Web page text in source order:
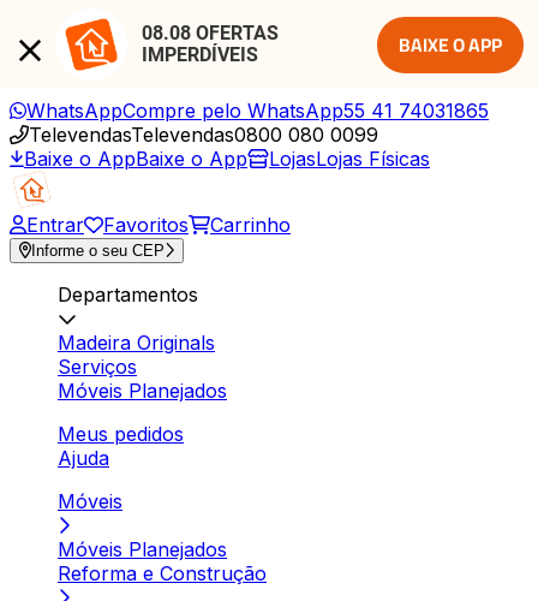
08.08 OFERTAS
IMPERDÍVEIS
BAIXE O APP
WhatsAppCompre pelo WhatsApp55 41 74031865
TelevendasTelevendas0800 080 0099
Baixe o AppBaixe o App LojasLojas Físicas
Entrar Favoritos Carrinho
Informe o seu CEP
Departamentos
Madeira Originals
Serviços
Móveis Planejados
Meus pedidos
Ajuda
Móveis
Móveis Planejados
Reforma e Construção